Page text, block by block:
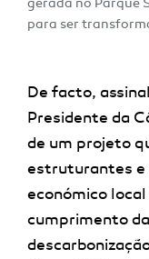
gerada no Parque
para ser
De facto,
Presidente da
de um projeto
estruturantes e
económico
cumprimento